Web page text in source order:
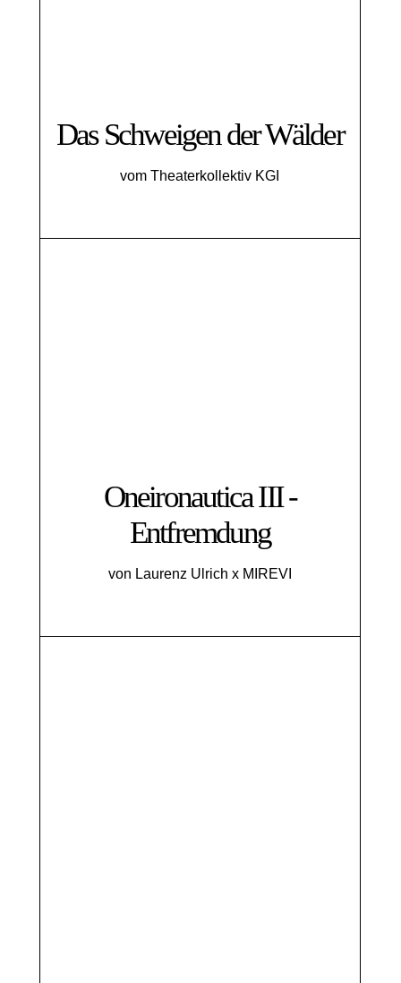
Das Schweigen der Wälder
vom Theaterkollektiv KGI
Oneironautica III -
Entfremdung
von Laurenz Ulrich x MIREVI